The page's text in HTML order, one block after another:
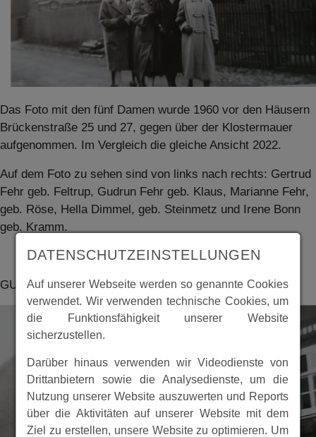
Das Foto mit den fünf Damen wurde 1960 vor den Häusern
Brückenstraße 25 und 27, gegen über der Klostermauer
aufgenommen. Im Vergleich die gleiche Ansicht 2022.
Auf dem Foto zu sehen sind von links nach rechts: Gertrud
Fehr geb. Feltrup, Gudrun Fehr geb. Klaus, Marianne Fehr,
geb. Röse, Hella Dimmel, geb. Steinmetz und Irene Bonn
geb. Kramm.
GU1253.02
DATENSCHUTZEINSTELLUNGEN
Auf unserer Webseite werden so genannte Cookies
verwendet. Wir verwenden technische Cookies, um
die Funktionsfähigkeit unserer Website
sicherzustellen.
Darüber hinaus verwenden wir Videodienste von
Drittanbietern sowie die Analysedienste, um die
Nutzung unserer Website auszuwerten und Reports
über die Aktivitäten auf unserer Website mit dem
Ziel zu erstellen, unsere Website zu optimieren. Um